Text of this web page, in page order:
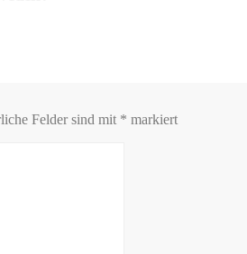
Felder sind mit * markiert